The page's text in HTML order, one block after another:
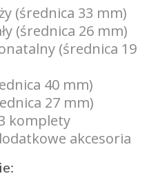
(średnica 33 mm)
(średnica 26 mm)
(średnica 19
40 mm)
27 mm)
komplety
akcesoria